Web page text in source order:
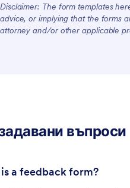
Disclaimer: The form templates
advice, or implying that the forms
attorney and/or other applicable
въпроси
a feedback form?